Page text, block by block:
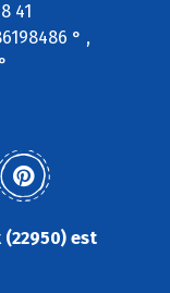
41
° ,
est